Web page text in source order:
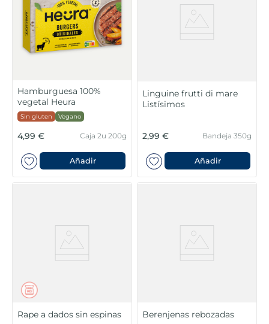
Hamburguesa 100%
vegetal Heura
Sin gluten Vegano
4,99 € Caja 2u 200g
Añadir
Linguine frutti di mare
Listísimos
2,99 € Bandeja 350g
Añadir
Rape a dados sin espinas Berenjenas rebozadas